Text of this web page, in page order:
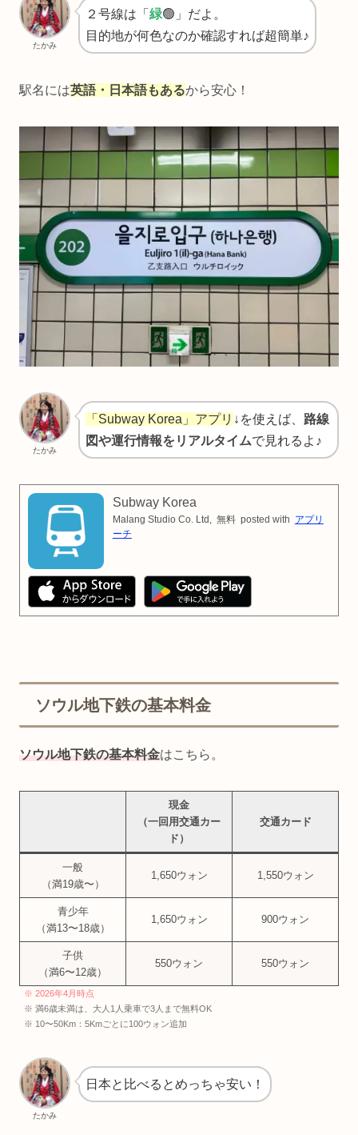
たかみ
２号線は「 緑🟢」だよ。
目的地が何色なのか確認すれば超簡単♪
駅名には英語・日本語もあるから安心！
たかみ
「Subway Korea」アプリ ↓を使えば、 路線
図や運行情報をリアルタイムで見れるよ♪
Subway Korea
Malang Studio Co. Ltd, 無料 posted with アプリ
ーチ
ソウル地下鉄の基本料金
ソウル地下鉄の基本料金はこちら。
現金
（一回用交通カー
ド）
交通カード
一般
（満19歳〜）
1,650ウォン 1,550ウォン
青少年
（満13〜18歳）
1,650ウォン 900ウォン
子供
（満6〜12歳）
550ウォン 550ウォン
※ 2026年4月時点
※ 満6歳未満は、大人1人乗車で3人まで無料OK
※ 10〜50Km：5Kmごとに100ウォン追加
たかみ
日本と比べるとめっちゃ安い！